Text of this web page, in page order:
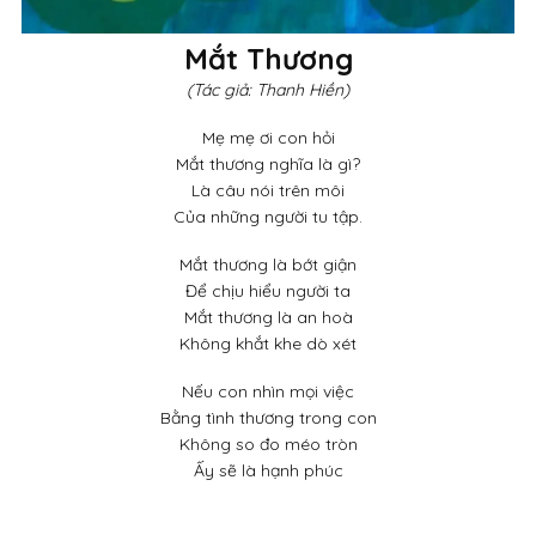
Mắt Thương
(Tác giả: Thanh Hiền)
Mẹ mẹ ơi con hỏi
Mắt thương nghĩa là gì?
Là câu nói trên môi
Của những người tu tập.
Mắt thương là bớt giận
Để chịu hiểu người ta
Mắt thương là an hoà
Không khắt khe dò xét
Nếu con nhìn mọi việc
Bằng tình thương trong con
Không so đo méo tròn
Ấy sẽ là hạnh phúc